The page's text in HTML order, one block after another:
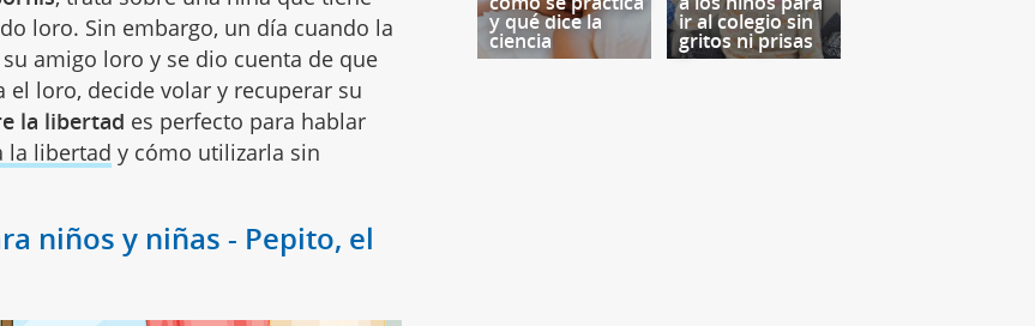
loro. Sin embargo, un día cuando la
amigo loro y se dio cuenta de que
el loro, decide volar y recuperar su
la libertad es perfecto para hablar
la libertad y cómo utilizarla sin
niños y niñas - Pepito, el
y qué dice la
ciencia
ir al colegio sin
gritos ni prisas